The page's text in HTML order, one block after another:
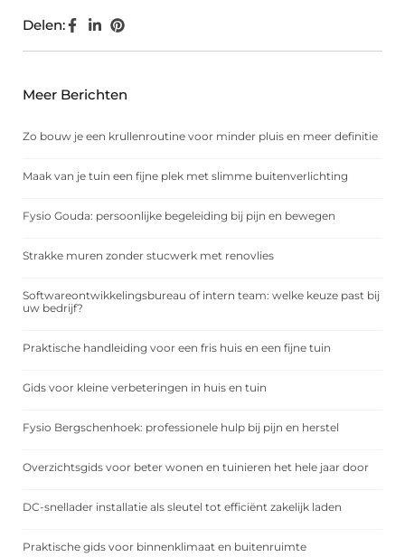
Delen:
Meer Berichten
Zo bouw je een krullenroutine voor minder pluis en meer definitie
Maak van je tuin een fijne plek met slimme buitenverlichting
Fysio Gouda: persoonlijke begeleiding bij pijn en bewegen
Strakke muren zonder stucwerk met renovlies
Softwareontwikkelingsbureau of intern team: welke keuze past bij
uw bedrijf?
Praktische handleiding voor een fris huis en een fijne tuin
Gids voor kleine verbeteringen in huis en tuin
Fysio Bergschenhoek: professionele hulp bij pijn en herstel
Overzichtsgids voor beter wonen en tuinieren het hele jaar door
DC-snellader installatie als sleutel tot efficiënt zakelijk laden
Praktische gids voor binnenklimaat en buitenruimte